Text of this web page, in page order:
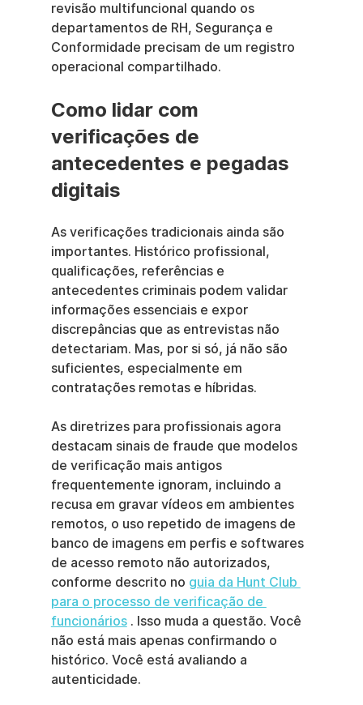
revisão multifuncional quando os
departamentos de RH, Segurança e
Conformidade precisam de um registro
operacional compartilhado.
Como lidar com
verificações de
antecedentes e pegadas
digitais
As verificações tradicionais ainda são
importantes. Histórico profissional,
qualificações, referências e
antecedentes criminais podem validar
informações essenciais e expor
discrepâncias que as entrevistas não
detectariam. Mas, por si só, já não são
suficientes, especialmente em
contratações remotas e híbridas.
As diretrizes para profissionais agora
destacam sinais de fraude que modelos
de verificação mais antigos
frequentemente ignoram, incluindo a
recusa em gravar vídeos em ambientes
remotos, o uso repetido de imagens de
banco de imagens em perfis e softwares
de acesso remoto não autorizados,
conforme descrito no guia da Hunt Club
para o processo de verificação de
funcionários . Isso muda a questão. Você
não está mais apenas confirmando o
histórico. Você está avaliando a
autenticidade.